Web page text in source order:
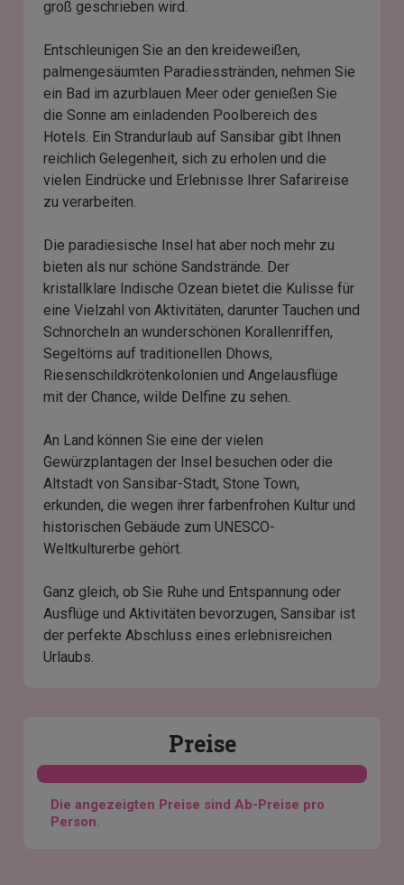
groß geschrieben wird.
Entschleunigen Sie an den kreideweißen,
palmengesäumten Paradiesstränden, nehmen Sie
ein Bad im azurblauen Meer oder genießen Sie
die Sonne am einladenden Poolbereich des
Hotels. Ein Strandurlaub auf Sansibar gibt Ihnen
reichlich Gelegenheit, sich zu erholen und die
vielen Eindrücke und Erlebnisse Ihrer Safarireise
zu verarbeiten.
Die paradiesische Insel hat aber noch mehr zu
bieten als nur schöne Sandstrände. Der
kristallklare Indische Ozean bietet die Kulisse für
eine Vielzahl von Aktivitäten, darunter Tauchen und
Schnorcheln an wunderschönen Korallenriffen,
Segeltörns auf traditionellen Dhows,
Riesenschildkrötenkolonien und Angelausflüge
mit der Chance, wilde Delfine zu sehen.
An Land können Sie eine der vielen
Gewürzplantagen der Insel besuchen oder die
Altstadt von Sansibar-Stadt, Stone Town,
erkunden, die wegen ihrer farbenfrohen Kultur und
historischen Gebäude zum UNESCO-
Weltkulturerbe gehört.
Ganz gleich, ob Sie Ruhe und Entspannung oder
Ausflüge und Aktivitäten bevorzugen, Sansibar ist
der perfekte Abschluss eines erlebnisreichen
Urlaubs.
Preise
Die angezeigten Preise sind Ab-Preise pro
Person.